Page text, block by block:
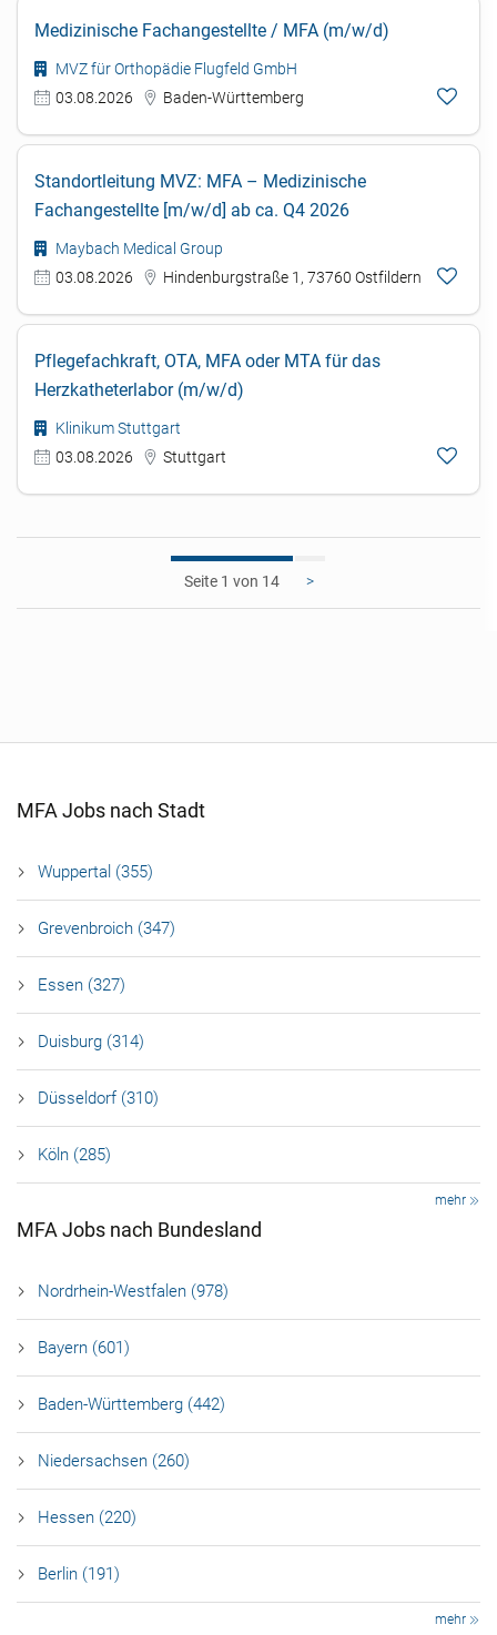
Medizinische Fachangestellte / MFA (m/w/d)
MVZ für Orthopädie Flugfeld GmbH
03.08.2026
Baden-Württemberg
Standortleitung MVZ: MFA – Medizinische
Fachangestellte [m/w/d] ab ca. Q4 2026
Maybach Medical Group
03.08.2026
Hindenburgstraße 1, 73760 Ostfildern
Pflegefachkraft, OTA, MFA oder MTA für das
Herzkatheterlabor (m/w/d)
Klinikum Stuttgart
03.08.2026
Stuttgart
1 >
MFA Jobs nach Stadt
Wuppertal (355)
Grevenbroich (347)
Essen (327)
Duisburg (314)
Düsseldorf (310)
Köln (285)
mehr
MFA Jobs nach Bundesland
Nordrhein-Westfalen (978)
Bayern (601)
Baden-Württemberg (442)
Niedersachsen (260)
Hessen (220)
Berlin (191)
mehr